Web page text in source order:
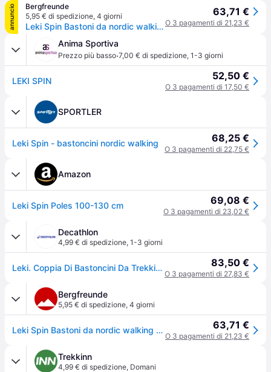
annuncio
Bergfreunde
5,95 € di spedizione, 4 giorni
Leki Spin Bastoni da nordic walking (100-130 cm, nero/bianco)
63,71 €
O 3 pagamenti di 21,23 €
Anima Sportiva
Prezzo più basso·7,00 € di spedizione, 1-3 giorni
LEKI SPIN 52,50 €
O 3 pagamenti di 17,50 €
SPORTLER
Leki Spin - bastoncini nordic walking 68,25 €
O 3 pagamenti di 22,75 €
Amazon
Leki Spin Poles 100-130 cm 69,08 €
O 3 pagamenti di 23,02 €
Decathlon
4,99 € di spedizione, 1-3 giorni
Leki. Coppia Di Bastoncini Da Trekking Leki Spin Bastoncini Nordic Walking Ritiro Gratis - nerogrigio - 130 83,50 €
O 3 pagamenti di 27,83 €
Bergfreunde
5,95 € di spedizione, 4 giorni
Leki Spin Bastoni da nordic walking (100-130 cm, nero/bianco) 63,71 €
O 3 pagamenti di 21,23 €
Trekkinn
4,99 € di spedizione, Domani